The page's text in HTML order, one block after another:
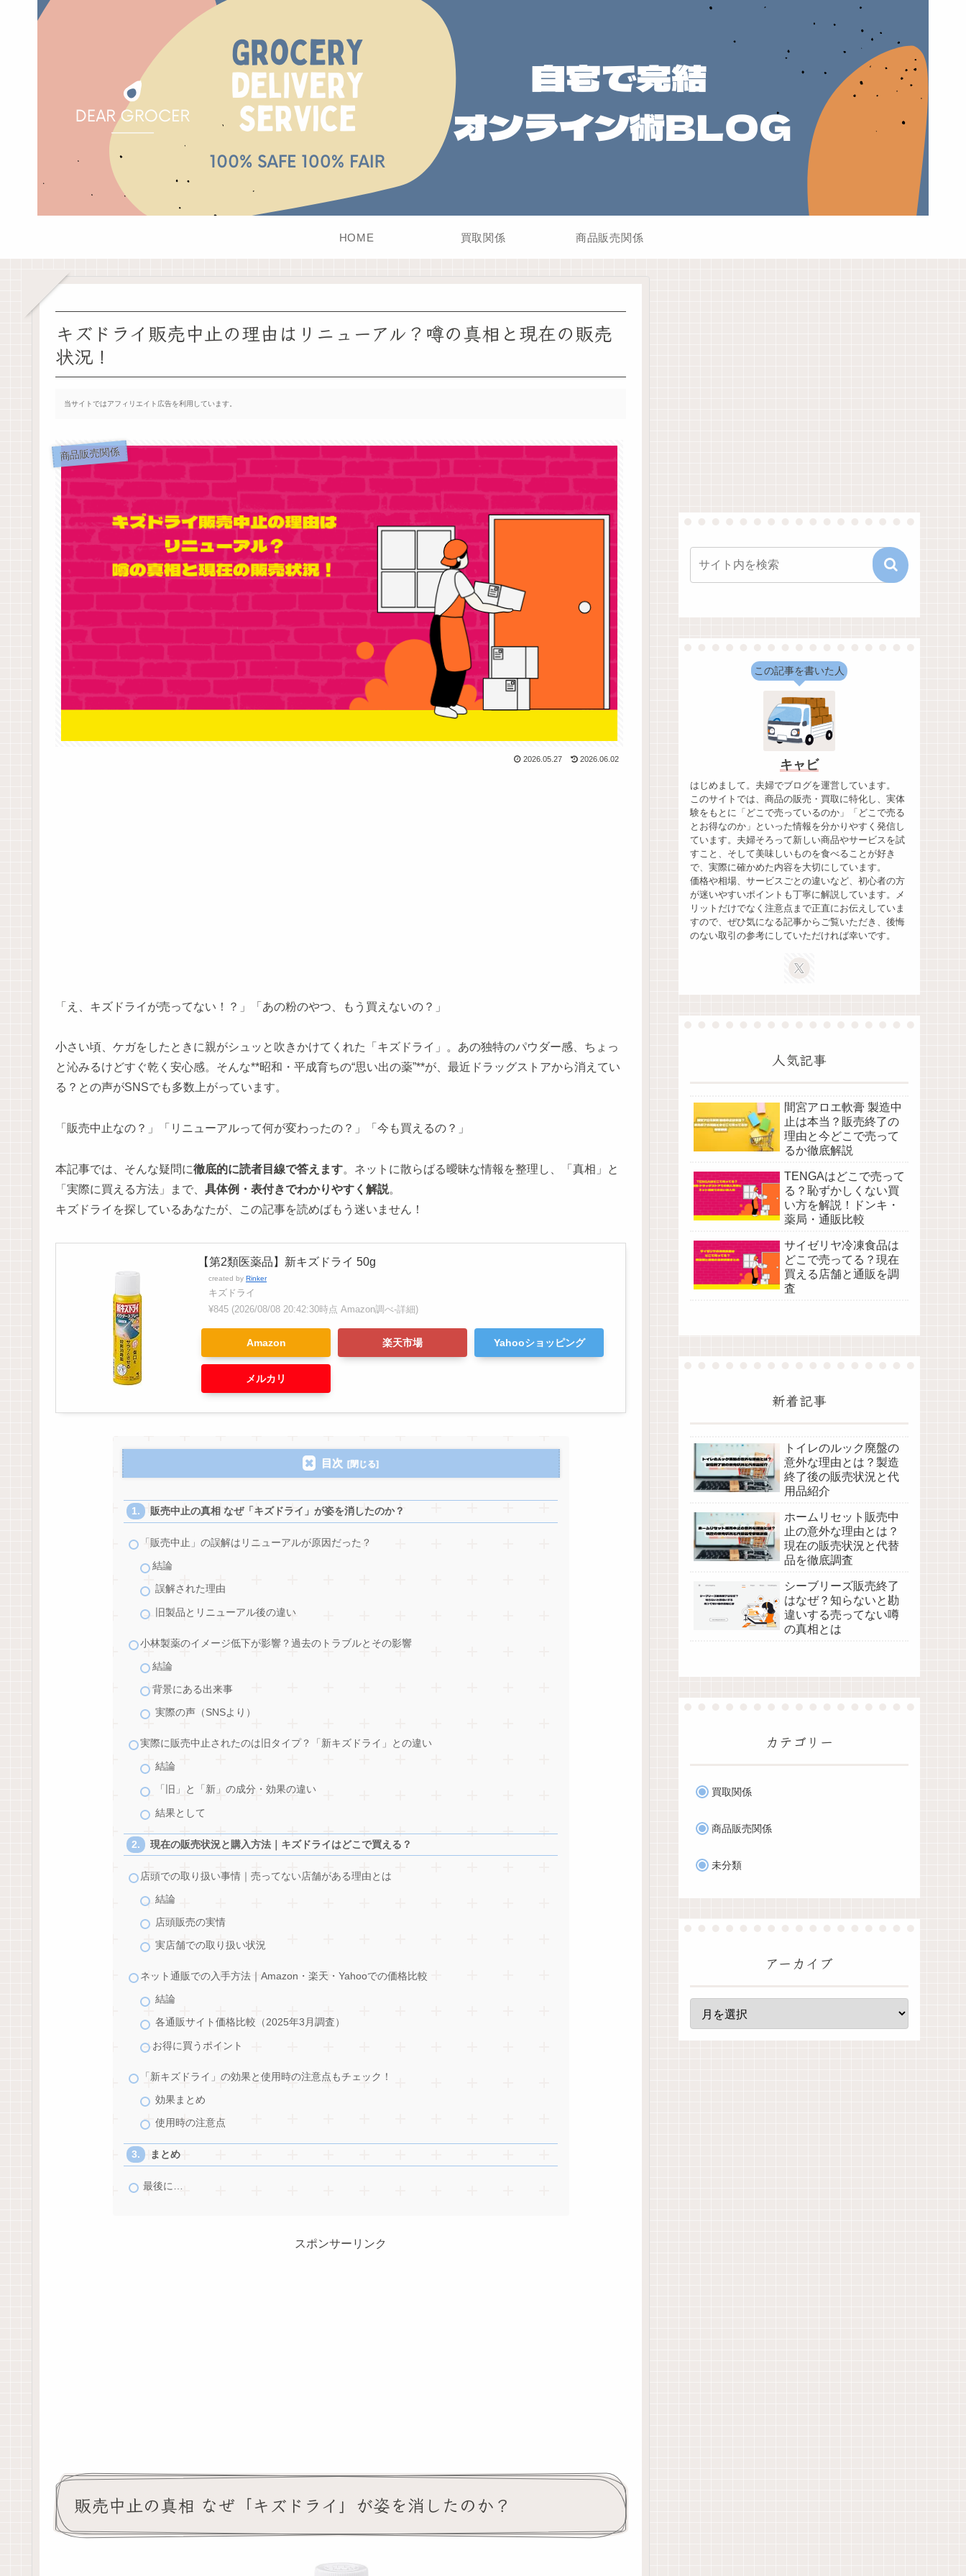
HOME 買取関係 商品販売関係
キズドライ販売中止の理由はリニューアル？噂の真相と現在の販売
状況！
当サイトではアフィリエイト広告を利用しています。
商品販売関係
2026.05.27 2026.06.02
「え、キズドライが売ってない！？」「あの粉のやつ、もう買えないの？」
小さい頃、ケガをしたときに親がシュッと吹きかけてくれた「キズドライ」。あの独特のパウダー感、ちょっ
と沁みるけどすぐ乾く安心感。そんな**昭和・平成育ちの“思い出の薬”**が、最近ドラッグストアから消えてい
る？との声がSNSでも多数上がっています。
「販売中止なの？」「リニューアルって何が変わったの？」「今も買えるの？」
本記事では、そんな疑問に徹底的に読者目線で答えます。ネットに散らばる曖昧な情報を整理し、「真相」と
「実際に買える方法」まで、 具体例・表付きでわかりやすく解説。
キズドライを探しているあなたが、この記事を読めばもう迷いません！
【第2類医薬品】新キズドライ 50g
created by Rinker
キズドライ
¥845 (2026/08/08 20:42:30時点 Amazon調べ-詳細)
Amazon 楽天市場 Yahooショッピング
メルカリ
目次
販売中止の真相 なぜ「キズドライ」が姿を消したのか？
「販売中止」の誤解はリニューアルが原因だった？
結論
誤解された理由
旧製品とリニューアル後の違い
小林製薬のイメージ低下が影響？過去のトラブルとその影響
結論
背景にある出来事
実際の声（SNSより）
実際に販売中止されたのは旧タイプ？「新キズドライ」との違い
結論
「旧」と「新」の成分・効果の違い
結果として
現在の販売状況と購入方法｜キズドライはどこで買える？
店頭での取り扱い事情｜売ってない店舗がある理由とは
結論
店頭販売の実情
実店舗での取り扱い状況
ネット通販での入手方法｜Amazon・楽天・Yahooでの価格比較
結論
各通販サイト価格比較（2025年3月調査）
お得に買うポイント
「新キズドライ」の効果と使用時の注意点もチェック！
効果まとめ
使用時の注意点
まとめ
最後に…
スポンサーリンク
販売中止の真相 なぜ「キズドライ」が姿を消したのか？
この記事を書いた人
キャビ
はじめまして。夫婦でブログを運営しています。
このサイトでは、商品の販売・買取に特化し、実体
験をもとに「どこで売っているのか」「どこで売る
とお得なのか」といった情報を分かりやすく発信し
ています。夫婦そろって新しい商品やサービスを試
すこと、そして美味しいものを食べることが好き
で、実際に確かめた内容を大切にしています。
価格や相場、サービスごとの違いなど、初心者の方
が迷いやすいポイントも丁寧に解説しています。メ
リットだけでなく注意点まで正直にお伝えしていま
すので、ぜひ気になる記事からご覧いただき、後悔
のない取引の参考にしていただければ幸いです。
人気記事
間宮アロエ軟膏 製造中
止は本当？販売終了の
理由と今どこで売って
るか徹底解説
TENGAはどこで売って
る？恥ずかしくない買
い方を解説！ドンキ・
薬局・通販比較
サイゼリヤ冷凍食品は
どこで売ってる？現在
買える店舗と通販を調
査
新着記事
トイレのルック廃盤の
意外な理由とは？製造
終了後の販売状況と代
用品紹介
ホームリセット販売中
止の意外な理由とは？
現在の販売状況と代替
品を徹底調査
シーブリーズ販売終了
はなぜ？知らないと勘
違いする売ってない噂
の真相とは
カテゴリー
買取関係
商品販売関係
未分類
アーカイブ